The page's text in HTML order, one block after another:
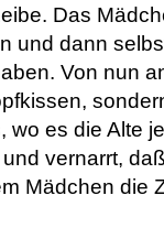
Das
und dann
Von nun
wo es die Alte
vernarrt,
Mädchen die